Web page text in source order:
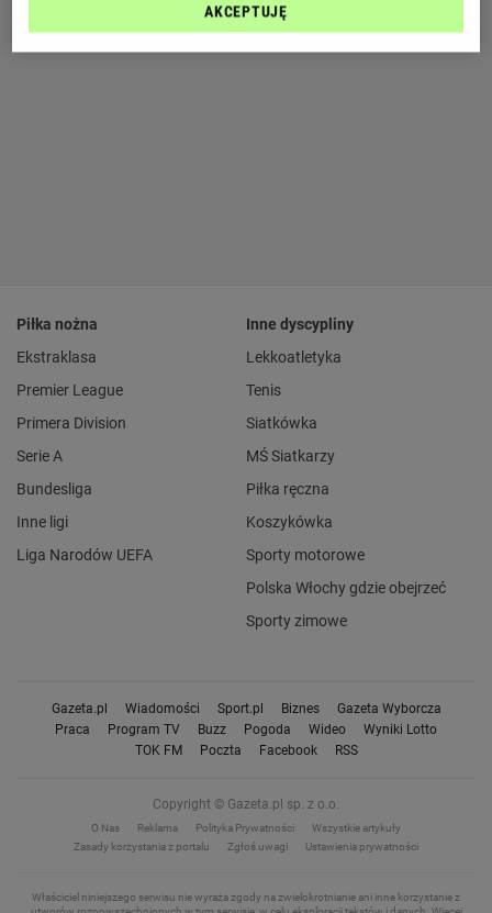
Piłka nożna
Ekstraklasa
Premier League
Primera Division
Serie A
Bundesliga
Inne ligi
Liga Narodów UEFA
Inne dyscypliny
Lekkoatletyka
Tenis
Siatkówka
MŚ Siatkarzy
Piłka ręczna
Koszykówka
Sporty motorowe
Polska Włochy gdzie obejrzeć
Sporty zimowe
Gazeta.pl Wiadomości Sport.pl Biznes
Gazeta Wyborcza
Praca
Program TV Buzz Pogoda Wideo
Wyniki Lotto
TOK FM
Poczta Facebook RSS
Copyright © Gazeta.pl sp. z o.o.
O Nas Reklama Polityka Prywatności
Wszystkie artykuły
Zasady korzystania z portalu
Zgłoś uwagi Ustawienia prywatności
Właściciel niniejszego serwisu nie wyraża zgody na zwielokrotnianie ani inne korzystanie z
AKCEPTUJĘ